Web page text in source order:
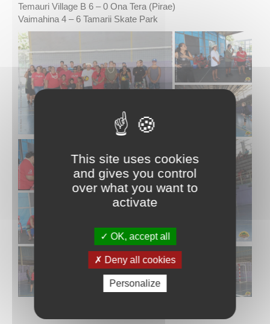
Temauri Village B 6 – 0 Ona Tera (Pirae)
Vaimahina 4 – 6 Tamarii Skate Park
This site uses cookies
and gives you control
over what you want to
activate
OK, accept all
Deny all cookies
Personalize